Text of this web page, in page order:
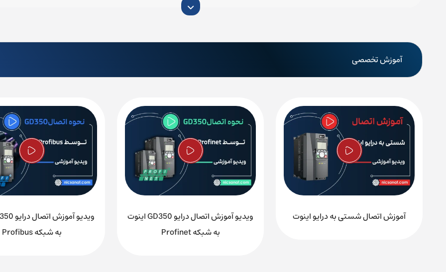
شرکت نیک صنعت با بیش از ده سال سابقه در زمینه پروژه، تعمیرات، آموزش و فروش، تجهیزات و ابزار دقیق اتوماسیون صنعتی
می‌کند، جهت اطلاع از قیمت اچ ام ای دلتا سری DOP-B کارشناسان فروش ما تماس بگیرید. در ضمن برای دریافت خدمات
تعمیر اچ ام
راه‌های ارتباطی نیک صنعت
آموزش تخصصی
آموزش اتصال شستی به درایو اینوت
ویدیو آموزش اتصال درایو GD350 اینوت
به شبکه Profinet
به شبکه Profibus